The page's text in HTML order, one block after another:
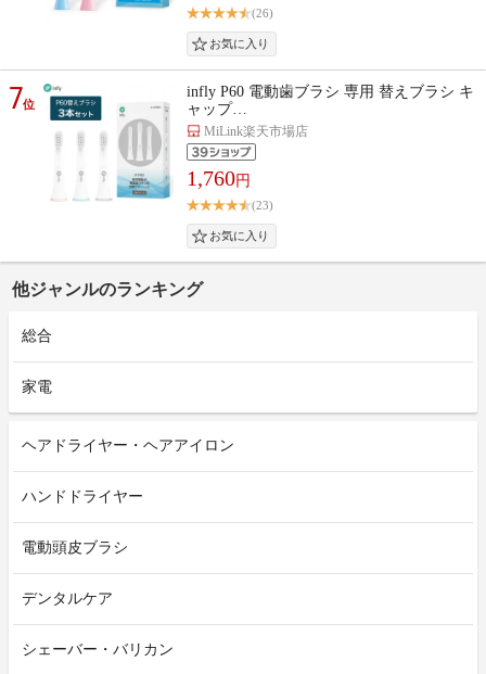
(26)
7位
infly P60 電動歯ブラシ 専用 替えブラシ キ
ャップ…
MiLink楽天市場店
1,760円
(23)
他ジャンルのランキング
総合
家電
ヘアドライヤー・ヘアアイロン
ハンドドライヤー
電動頭皮ブラシ
デンタルケア
シェーバー・バリカン